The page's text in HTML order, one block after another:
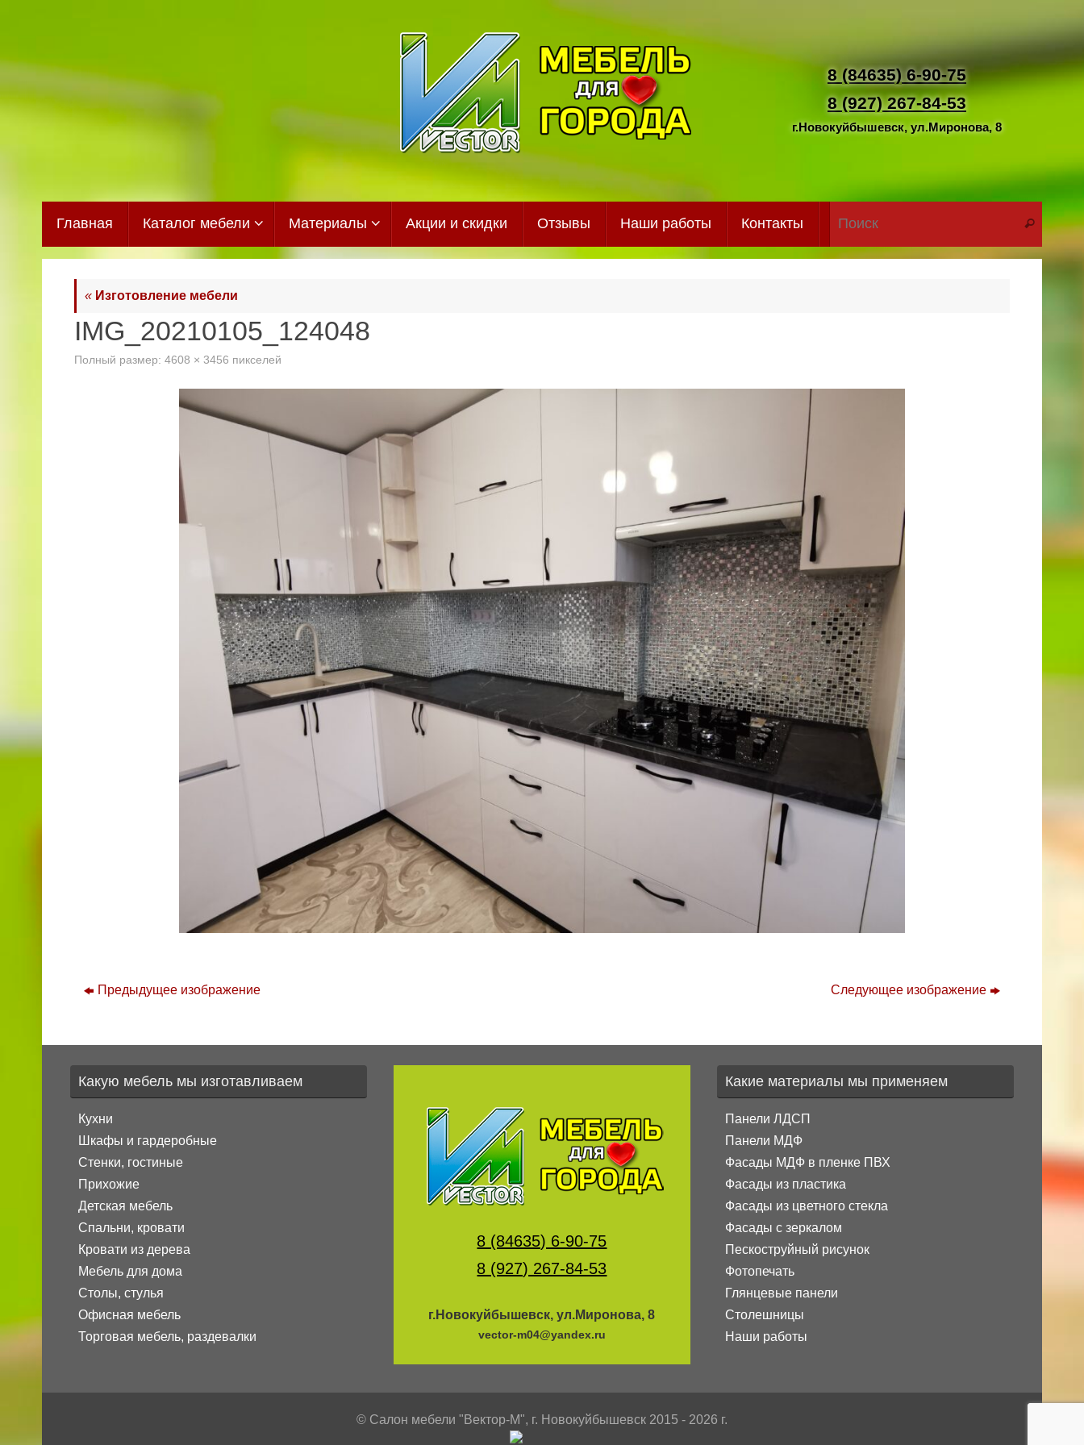
8 (84635) 6-90-75
8 (927) 267-84-53
г.Новокуйбышевск, ул.Миронова, 8
Главная Каталог мебели Материалы Акции и скидки Отзывы Наши работы Контакты
Что
Поиск
« Изготовление мебели
IMG_20210105_124048
Полный размер: 4608 × 3456 пикселей
Предыдущее изображение Следующее изображение
Какую мебель мы изготавливаем
Кухни
Шкафы и гардеробные
Стенки, гостиные
Прихожие
Детская мебель
Спальни, кровати
Кровати из дерева
Мебель для дома
Столы, стулья
Офисная мебель
Торговая мебель, раздевалки
8 (84635) 6-90-75
8 (927) 267-84-53
г.Новокуйбышевск, ул.Миронова, 8
vector-m04@yandex.ru
Какие материалы мы применяем
Панели ЛДСП
Панели МДФ
Фасады МДФ в пленке ПВХ
Фасады из пластика
Фасады из цветного стекла
Фасады с зеркалом
Пескоструйный рисунок
Фотопечать
Глянцевые панели
Столешницы
Наши работы
© Салон мебели "Вектор-М", г. Новокуйбышевск 2015 - 2026 г.